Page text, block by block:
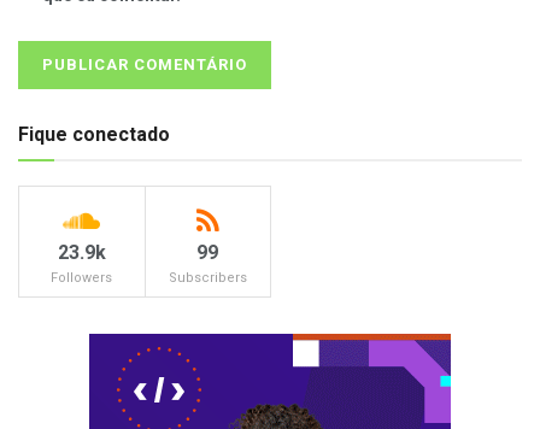
Fique conectado
23.9k
Followers
99
Subscribers